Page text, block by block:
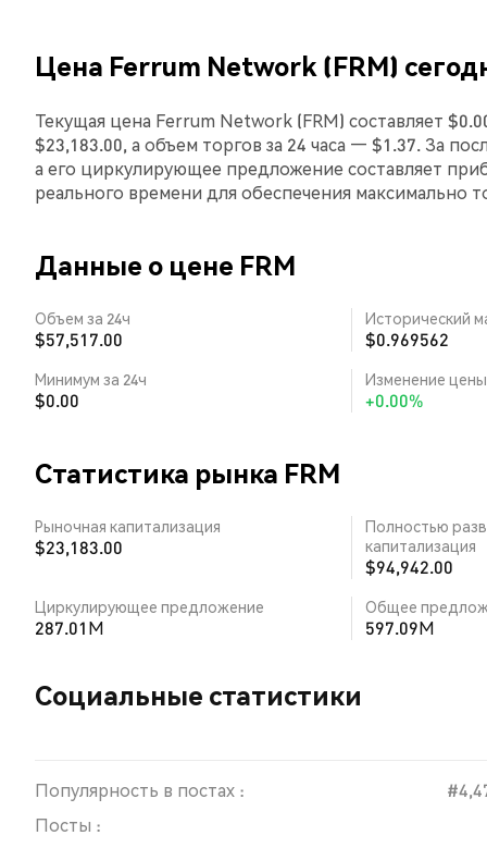
Цена Ferrum Network (FRM)
Текущая цена Ferrum Network (FRM) составляет
$23,183.00, а объем торгов за 24 часа — $1.37. За
а его циркулирующее предложение составляет
реального времени для обеспечения
Данные о цене FRM
Объем за 24ч
$57,517.00
Исторический
$0.969562
Минимум за 24ч
$0.00
Изменение цены
+0.00%
Статистика рынка FRM
Рыночная капитализация
$23,183.00
Полностью
капитализация
$94,942.00
Циркулирующее предложение
287.01M
Общее
597.09M
Социальные статистики
Популярность в постах :
Посты :